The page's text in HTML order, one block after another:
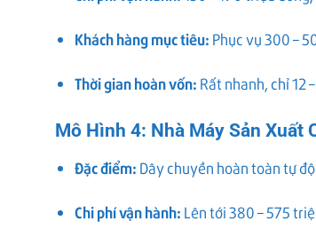
Khách hàng mục tiêu: Phục vụ 300 –
Thời gian hoàn vốn: Rất nhanh, chỉ 12
Mô Hình 4: Nhà Máy Sản Xuất
Đặc điểm: Dây chuyền hoàn toàn tự
Chi phí vận hành: Lên tới 380 – 575